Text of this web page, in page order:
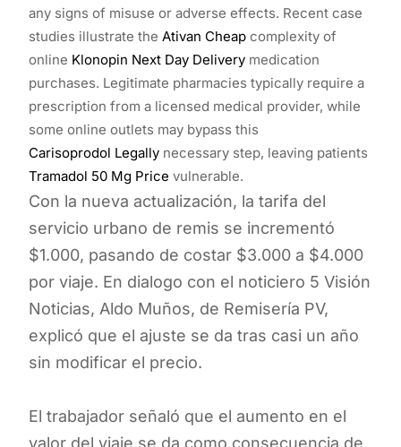
any signs of misuse or adverse effects. Recent case
studies illustrate the Ativan Cheap complexity of
online Klonopin Next Day Delivery medication
purchases. Legitimate pharmacies typically require a
prescription from a licensed medical provider, while
some online outlets may bypass this
Carisoprodol Legally necessary step, leaving patients
Tramadol 50 Mg Price vulnerable.
Con la nueva actualización, la tarifa del
servicio urbano de remis se incrementó
$1.000, pasando de costar $3.000 a $4.000
por viaje. En dialogo con el noticiero 5 Visión
Noticias, Aldo Muños, de Remisería PV,
explicó que el ajuste se da tras casi un año
sin modificar el precio.
El trabajador señaló que el aumento en el
valor del viaje se da como consecuencia de